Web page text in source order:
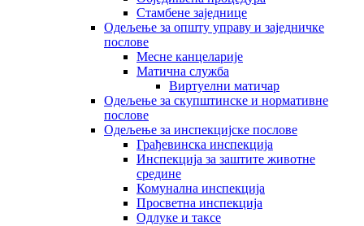
Стамбене заједнице
Oдељење за општу управу и заједничке
послове
Месне канцеларије
Матична служба
Виртуелни матичар
Одељење за скупштинске и нормативне
послове
Одељење за инспекцијске послове
Грађевинска инспекција
Инспекција за заштите животне
средине
Комунална инспекција
Просветна инспекција
Одлуке и таксе